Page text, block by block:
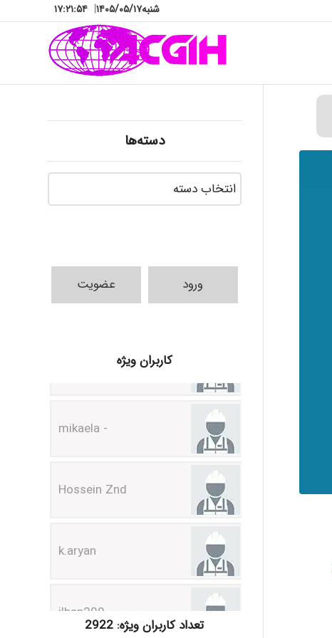
شنبه۱۴۰۵/۰۵/۱۷| ۱۷:۲۱:۵۵
دسته‌ها
دسته‌ها
ورود عضویت
کاربران ویژه
Radman Aminiتعداد کاربران ویژه: 2922